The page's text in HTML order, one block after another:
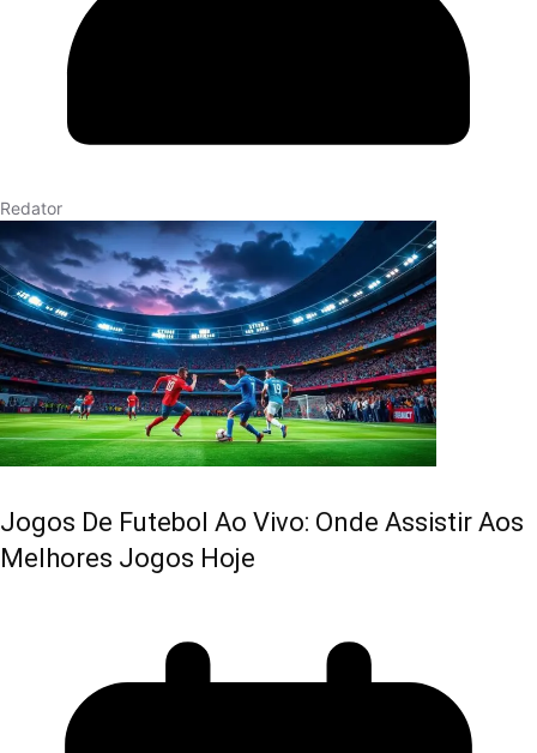
Redator
Jogos De Futebol Ao Vivo: Onde Assistir Aos
Melhores Jogos Hoje